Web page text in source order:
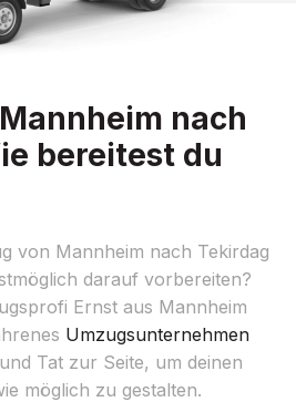
nach
bereitest du
von Mannheim nach Tekirdag
darauf vorbereiten?
Ernst aus Mannheim
Umzugsunternehmen
Tat zur Seite, um deinen
möglich zu gestalten.